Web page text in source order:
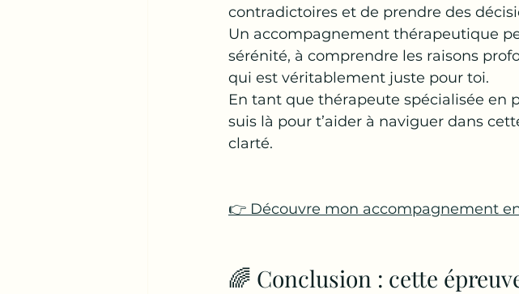
contradictoires et de prendre des
Un accompagnement thérapeutique
sérénité, à comprendre les raisons
qui est véritablement juste pour toi.
En tant que thérapeute spécialisée en
suis là pour t’aider à naviguer dans
clarté.
👉 Découvre mon accompagnement
🌈 Conclusion : cette